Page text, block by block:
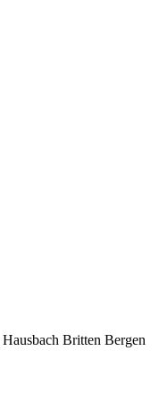
Hausbach Britten Bergen